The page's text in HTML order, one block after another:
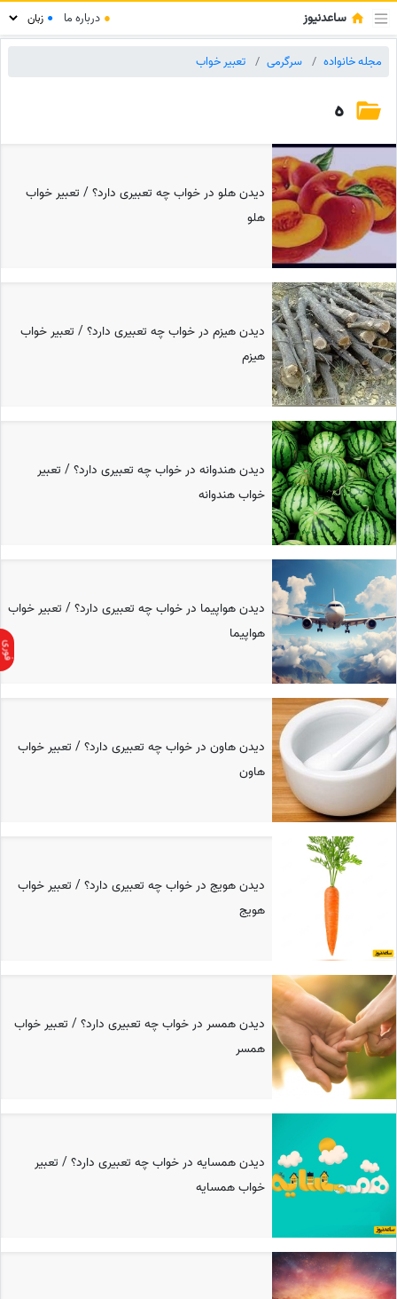
ساعدنیوز ● درباره ما ●
مجله خانواده سرگرمی تعبیر خواب
ه
دیدن هلو در خواب چه تعبیری دارد؟ / تعبیر خواب
هلو
دیدن هیزم در خواب چه تعبیری دارد؟ / تعبیر خواب
هیزم
دیدن هندوانه در خواب چه تعبیری دارد؟ / تعبیر
خواب هندوانه
دیدن هواپیما در خواب چه تعبیری دارد؟ / تعبیر خواب
هواپیما
دیدن هاون در خواب چه تعبیری دارد؟ / تعبیر خواب
هاون
دیدن هویج در خواب چه تعبیری دارد؟ / تعبیر خواب
هویج
دیدن همسر در خواب چه تعبیری دارد؟ / تعبیر خواب
همسر
دیدن همسایه در خواب چه تعبیری دارد؟ / تعبیر
خواب همسایه